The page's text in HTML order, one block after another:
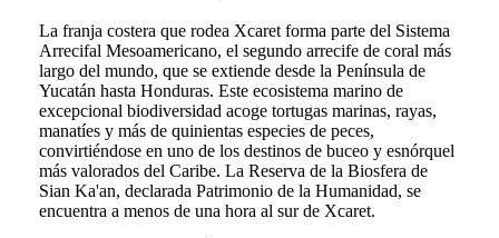
La franja costera que rodea Xcaret forma parte del Sistema
Arrecifal Mesoamericano, el segundo arrecife de coral más
largo del mundo, que se extiende desde la Península de
Yucatán hasta Honduras. Este ecosistema marino de
excepcional biodiversidad acoge tortugas marinas, rayas,
manatíes y más de quinientas especies de peces,
convirtiéndose en uno de los destinos de buceo y esnórquel
más valorados del Caribe. La Reserva de la Biosfera de
Sian Ka'an, declarada Patrimonio de la Humanidad, se
encuentra a menos de una hora al sur de Xcaret.